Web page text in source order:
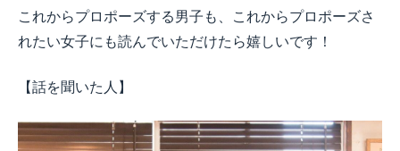
これからプロポーズする男子も、これからプロポーズさ
れたい女子にも読んでいただけたら嬉しいです！
【話を聞いた人】